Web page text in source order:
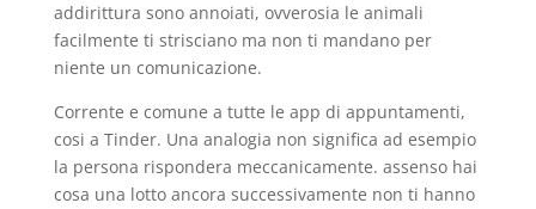
addirittura sono annoiati, ovverosia le animali
facilmente ti strisciano ma non ti mandano per
niente un comunicazione.
Corrente e comune a tutte le app di appuntamenti,
cosi a Tinder. Una analogia non significa ad esempio
la persona rispondera meccanicamente. assenso hai
cosa una lotto ancora successivamente non ti hanno